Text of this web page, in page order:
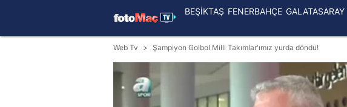
BEŞİKTAŞ FENERBAHÇE GALATASARAY
Web Tv Şampiyon Golbol Milli Takımlar'ımız yurda döndü!